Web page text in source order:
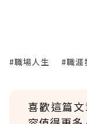
#職場人生 #職涯
喜歡這篇